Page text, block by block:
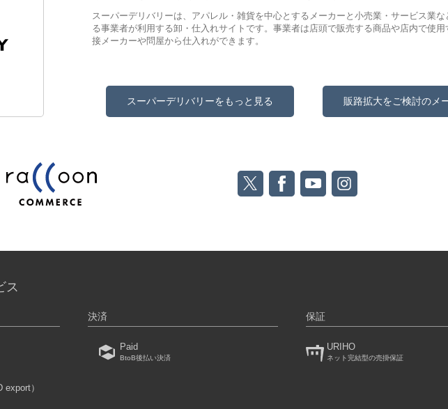
スーパーデリバリーは、アパレル・雑貨を中心とするメーカーと小売業・サービス業な
る事業者が利用する卸・仕入れサイトです。事業者は店頭で販売する商品や店内で使用
接メーカーや問屋から仕入れができます。
スーパーデリバリーをもっと見る 販路拡大をご検討のメ
ス
export）
決済
Paid
BtoB後払い決済
保証
URIHO
ネット完結型の売掛保証